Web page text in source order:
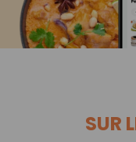
SUR